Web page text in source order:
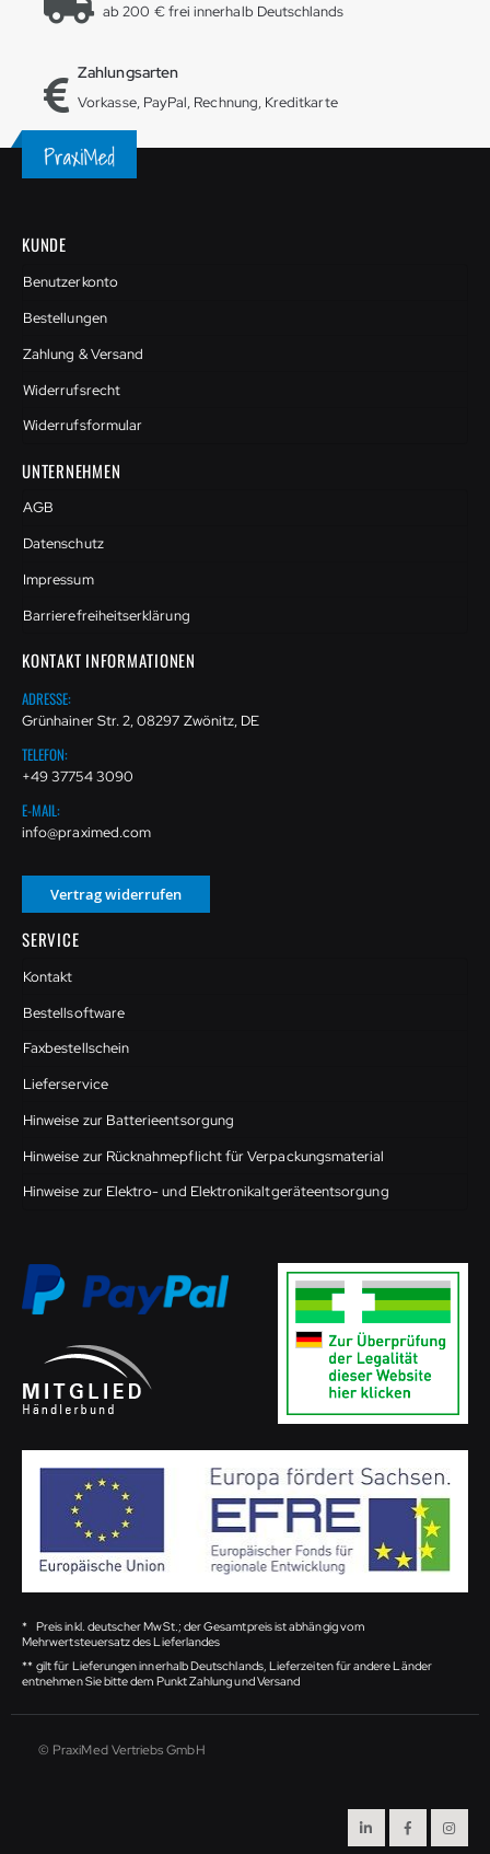
ab 200 € frei innerhalb Deutschlands
Zahlungsarten
Vorkasse, PayPal, Rechnung, Kreditkarte
KUNDE
Benutzerkonto
Bestellungen
Zahlung & Versand
Widerrufsrecht
Widerrufsformular
UNTERNEHMEN
AGB
Datenschutz
Impressum
Barrierefreiheitserklärung
KONTAKT INFORMATIONEN
ADRESSE:
Grünhainer Str. 2, 08297 Zwönitz, DE
TELEFON:
+49 37754 3090
E-MAIL:
info@praximed.com
Vertrag widerrufen
SERVICE
Kontakt
Bestellsoftware
Faxbestellschein
Lieferservice
Hinweise zur Batterieentsorgung
Hinweise zur Rücknahmepflicht für Verpackungsmaterial
Hinweise zur Elektro- und Elektronikaltgeräteentsorgung
* Preis inkl. deutscher MwSt.; der Gesamtpreis ist abhängig vom
Mehrwertsteuersatz des Lieferlandes
** gilt für Lieferungen innerhalb Deutschlands, Lieferzeiten für andere Länder
entnehmen Sie bitte dem Punkt Zahlung und Versand
© PraxiMed Vertriebs GmbH